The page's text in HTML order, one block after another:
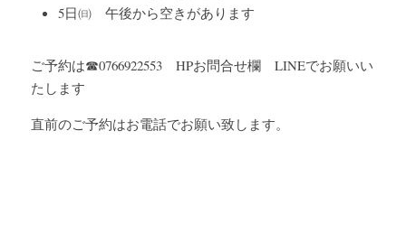
5日㈰　午後から空きがあります
ご予約は☎0766922553　HPお問合せ欄　LINEでお願いい
たします
直前のご予約はお電話でお願い致します。